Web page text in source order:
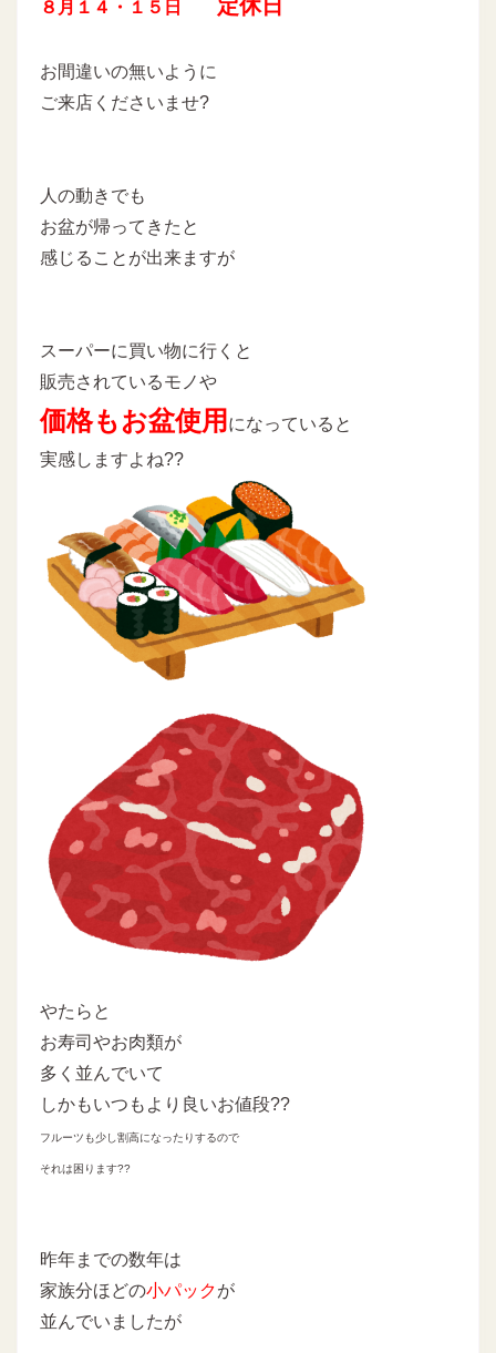
８月１４・１５日 定休日
お間違いの無いように
ご来店くださいませ?
人の動きでも
お盆が帰ってきたと
感じることが出来ますが
スーパーに買い物に行くと
販売されているモノや
価格もお盆使用 になっていると
実感しますよね??
やたらと
お寿司やお肉類が
多く並んでいて
しかもいつもより良いお値段??
フルーツも少し割高になったりするので
それは困ります??
昨年までの数年は
家族分ほどの小パックが
並んでいましたが